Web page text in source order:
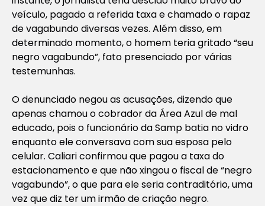
veículo, pagado a referida taxa e chamado o rapaz
de vagabundo diversas vezes. Além disso, em
determinado momento, o homem teria gritado “seu
negro vagabundo”, fato presenciado por várias
testemunhas.
O denunciado negou as acusações, dizendo que
apenas chamou o cobrador da Área Azul de mal
educado, pois o funcionário da Samp batia no vidro
enquanto ele conversava com sua esposa pelo
celular. Caliari confirmou que pagou a taxa do
estacionamento e que não xingou o fiscal de “negro
vagabundo”, o que para ele seria contraditório, uma
vez que diz ter um irmão de criação negro.